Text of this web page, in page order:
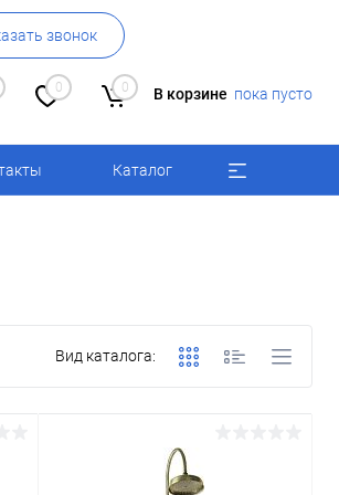
звонок
0 0 В корзине пока пусто
Каталог
Вид каталога: